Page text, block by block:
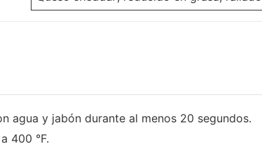
agua y jabón durante al menos 20 segundos.
400 °F.